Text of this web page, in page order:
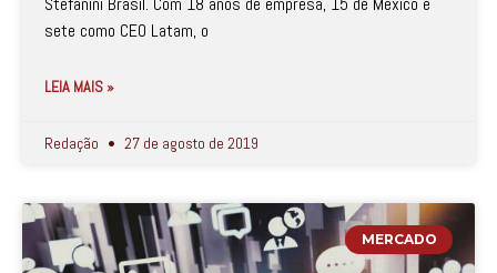
sete como CEO Latam, o
LEIA MAIS »
Redação 27 de agosto de 2019
MERCADO